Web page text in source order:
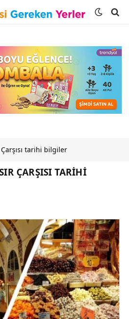
Çarşısı tarihi bilgiler
ÇARŞISI TARIHI